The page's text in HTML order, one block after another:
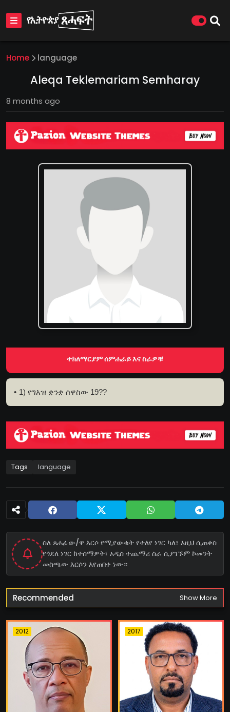
Home language
Aleqa Teklemariam Semharay
8 months ago
ተክለማርያም ሰምሐራይ እና ስራዎቹ
1) የግእዝ ቋንቋ ሰዋስው 19??
Tags language
ስለ ጸሐፊው/ዋ እርሶ የሚያውቁት የተለየ ነገር ካለ፣ እዚህ ሲጠቀስ
የጎደለ ነገር ከተሰማዎት፣ አዲስ ተጨማሪ ስራ ሲያገኙም ኮመንት
መስጫው እርሶን እየጠበቀ ነው።
Recommended Show More
2012 2017